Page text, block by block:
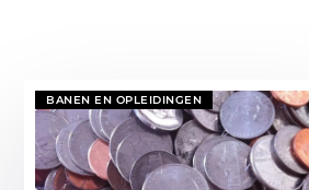
BANEN EN OPLEIDINGEN